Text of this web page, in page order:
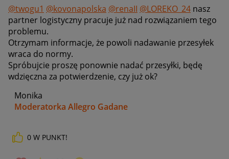
@twogu1 @kovonapolska @renaII @LOREKO_24 nasz
partner logistyczny pracuje już nad rozwiązaniem tego
problemu.
Otrzymam informacje, że powoli nadawanie przesyłek
wraca do normy.
Spróbujcie proszę ponownie nadać przesyłki, będę
wdzięczna za potwierdzenie, czy już ok?
Monika
Moderatorka Allegro Gadane
0 W PUNKT!